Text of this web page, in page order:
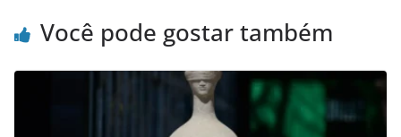
Você pode gostar também